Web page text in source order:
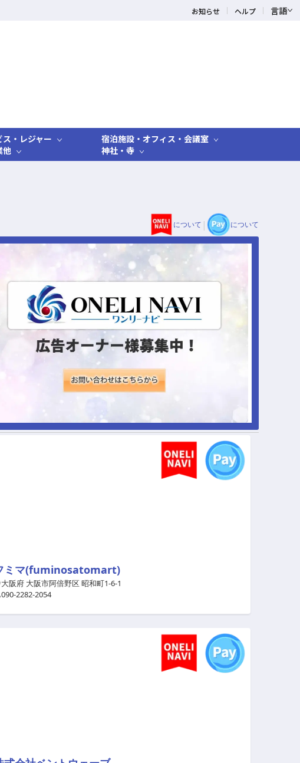
お知らせ ヘルプ 言語
ス・レジャー
他
宿泊施設・オフィス・会議室
神社・寺
について | について
ミマ(fuminosatomart)
大阪府 大阪市阿倍野区 昭和町1-6-1
090-2282-2054